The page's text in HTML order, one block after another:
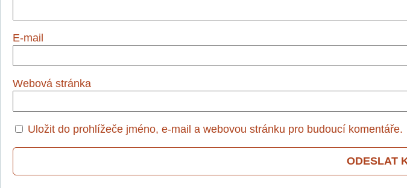
E-mail
Webová stránka
Uložit do prohlížeče jméno, e-mail a webovou stránku pro budoucí komentáře.